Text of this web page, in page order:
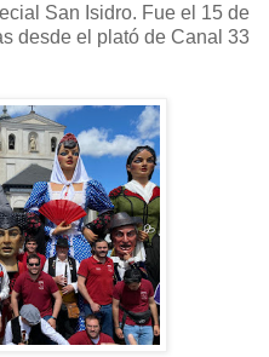
San Isidro. Fue el 15 de
desde el plató de Canal 33